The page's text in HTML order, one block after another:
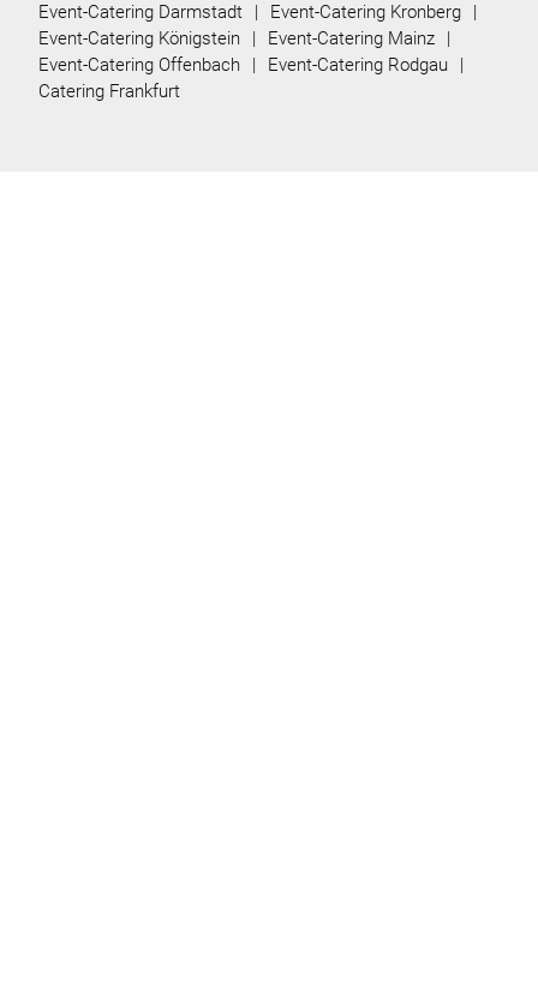
Event-Catering Darmstadt
Event-Catering Kronberg
Event-Catering Königstein
Event-Catering Mainz
Event-Catering Offenbach
Event-Catering Rodgau
Catering Frankfurt